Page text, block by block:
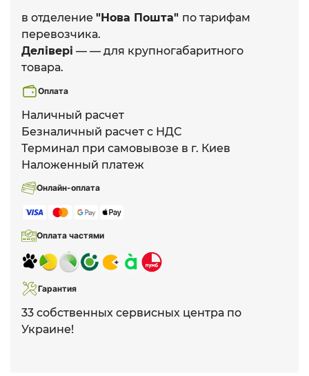
в отделение "Нова Пошта" по тарифам
перевозчика.
Делівері — — для крупногабаритного
товара.
Оплата
Наличный расчет
Безналичный расчет с НДС
Терминал при самовывозе в г. Киев
Наложенный платеж
Онлайн-оплата
Оплата частями
Гарантия
33 собственных сервисных центра по
Украине!